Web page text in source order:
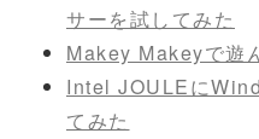
サーを試してみた
Makey Makeyで遊
Intel JOULEに
てみた